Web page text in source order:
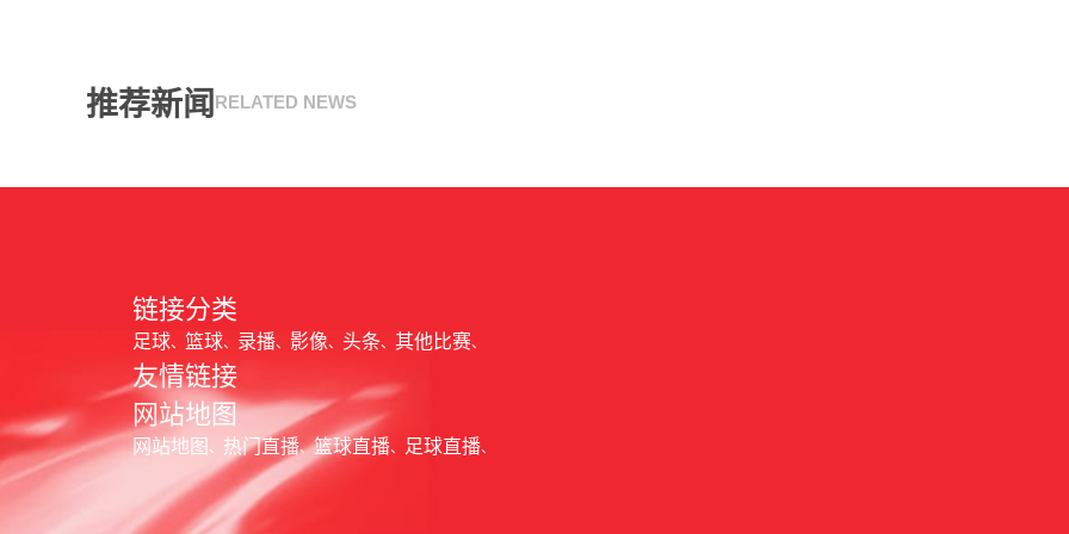
推荐新闻 RELATED NEWS
链接分类
足球 篮球 录播 影像 头条 其他比赛
友情链接
网站地图
网站地图 热门直播 篮球直播 足球直播